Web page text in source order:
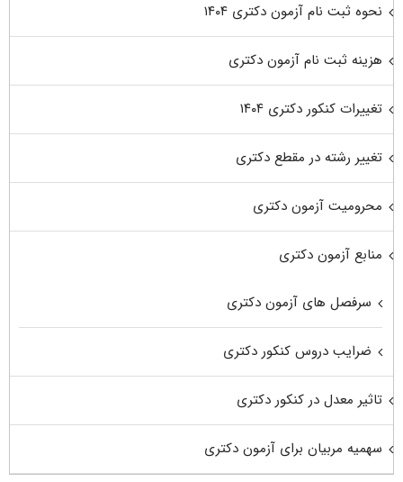
نحوه ثبت نام آزمون دکتری ۱۴۰۴
هزینه ثبت نام آزمون دکتری
تغییرات کنکور دکتری ۱۴۰۴
تغییر رشته در مقطع دکتری
محرومیت آزمون دکتری
منابع آزمون دکتری
سرفصل های آزمون دکتری
ضرایب دروس کنکور دکتری
تاثیر معدل در کنکور دکتری
سهمیه مربیان برای آزمون دکتری